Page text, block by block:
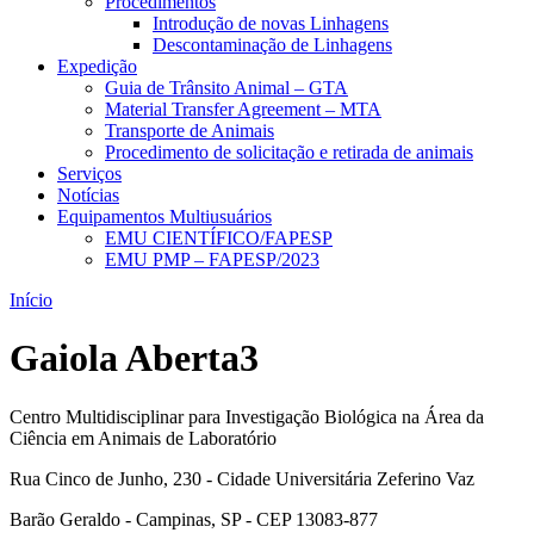
Introdução de novas Linhagens
Descontaminação de Linhagens
Expedição
Guia de Trânsito Animal – GTA
Material Transfer Agreement – MTA
Transporte de Animais
Procedimento de solicitação e retirada de animais
Serviços
Notícias
Equipamentos Multiusuários
EMU CIENTÍFICO/FAPESP
EMU PMP – FAPESP/2023
Início
Gaiola Aberta3
Centro Multidisciplinar para Investigação Biológica na Área da
Ciência em Animais de Laboratório
Rua Cinco de Junho, 230 - Cidade Universitária Zeferino Vaz
Barão Geraldo - Campinas, SP - CEP 13083-877